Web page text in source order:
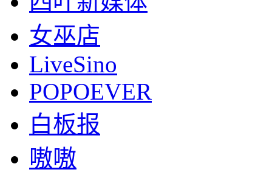
女巫店
LiveSino
POPOEVER
白板报
嗷嗷